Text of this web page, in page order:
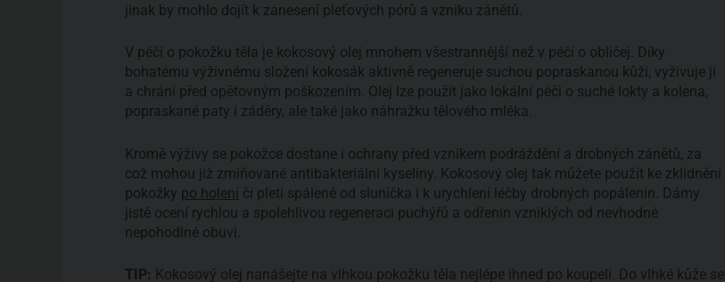
jinak by mohlo dojít k zanesení pleťových pórů a vzniku zánětů.
V péči o pokožku těla je kokosový olej mnohem všestrannější než v péči o obličej. Díky
bohatému výživnému složení kokosák aktivně regeneruje suchou popraskanou kůži, vyživuje ji
a chrání před opětovným poškozením. Olej lze použít jako lokální péči o suché lokty a kolena,
popraskané paty i záděry, ale také jako náhražku tělového mléka.
Kromě výživy se pokožce dostane i ochrany před vznikem podráždění a drobných zánětů, za
což mohou již zmiňované antibakteriální kyseliny. Kokosový olej tak můžete použít ke zklidnění
pokožky po holení či pleti spálené od sluníčka i k urychlení léčby drobných popálenin. Dámy
jistě ocení rychlou a spolehlivou regeneraci puchýřů a odřenin vzniklých od nevhodné
nepohodlné obuvi.
TIP: Kokosový olej nanášejte na vlhkou pokožku těla nejlépe ihned po koupeli. Do vlhké kůže se